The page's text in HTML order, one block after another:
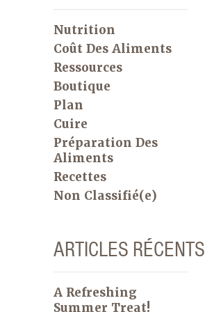
Nutrition
Coût Des Aliments
Ressources
Boutique
Plan
Cuire
Préparation Des
Aliments
Recettes
Non Classifié(e)
ARTICLES RÉCENTS
A Refreshing
Summer Treat!